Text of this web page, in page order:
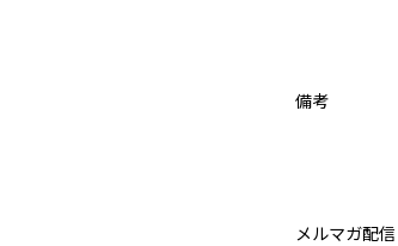
備考
メルマガ配信